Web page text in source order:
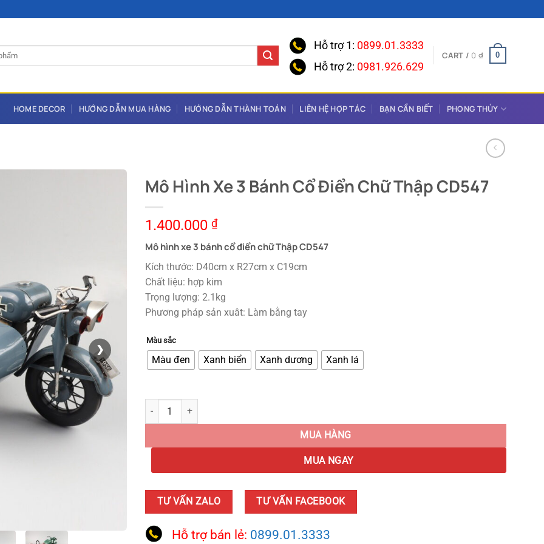
Hỗ trợ 1: 0899.01.3333
Hỗ trợ 2: 0981.926.629
CART / 0 ₫ 0
HOME DECOR HƯỚNG DẪN MUA HÀNG HƯỚNG DẪN THÀNH TOÁN LIÊN HỆ HỢP TÁC BẠN CẦN BIẾT PHONG THỦY
❯
Mô Hình Xe 3 Bánh Cổ Điển Chữ Thập CD547
1.400.000 ₫
Mô hình xe 3 bánh cổ điển chữ Thập CD547
Kích thước: D40cm x R27cm x C19cm
Chất liệu: hợp kim
Trọng lượng: 2.1kg
Phương pháp sản xuât: Làm bằng tay
Màu sắc
Màu đen Xanh biển Xanh dương Xanh lá
Mô Hình Xe 3 Bánh Cổ Điển Chữ Thập CD547 quantity
MUA HÀNG
MUA NGAY
TƯ VẤN ZALO TƯ VẤN FACEBOOK
Hỗ trợ bán lẻ: 0899.01.3333